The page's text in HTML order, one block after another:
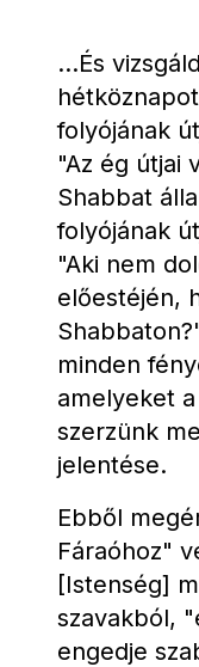
...És
folyójának
"Az ég útjai
Shabbat
folyójának
"Aki nem
előestéjén,
minden
amelyeket
szerzünk
jelentése.
Ebből
Fáraóhoz"
[Istenség]
szavakból,
engedje